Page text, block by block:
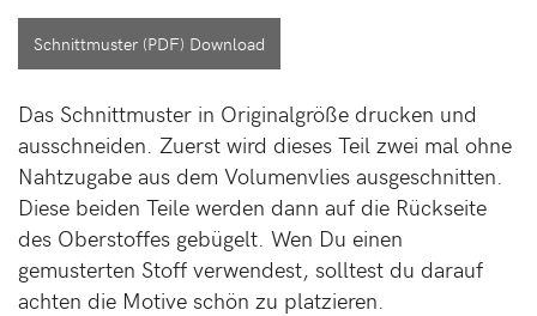
Schnittmuster (PDF) Download
Das Schnittmuster in Originalgröße drucken und
ausschneiden. Zuerst wird dieses Teil zwei mal ohne
Nahtzugabe aus dem Volumenvlies ausgeschnitten.
Diese beiden Teile werden dann auf die Rückseite
des Oberstoffes gebügelt. Wen Du einen
gemusterten Stoff verwendest, solltest du darauf
achten die Motive schön zu platzieren.